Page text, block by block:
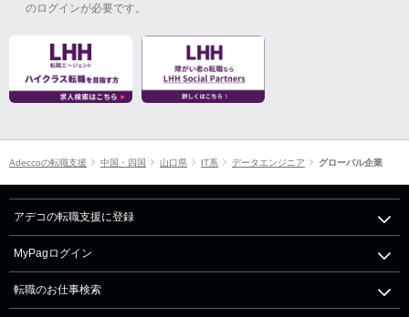
のログインが必要です。
Adeccoの転職支援 中国・四国 山口県 IT系 データエンジニア グローバル企業
アデコの転職支援に登録
MyPagログイン
転職のお仕事検索